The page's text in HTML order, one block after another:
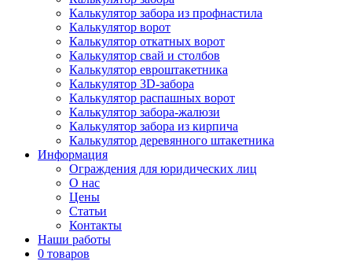
Калькулятор забора из профнастила
Калькулятор ворот
Калькулятор откатных ворот
Калькулятор свай и столбов
Калькулятор евроштакетника
Калькулятор 3D-забора
Калькулятор распашных ворот
Калькулятор забора-жалюзи
Калькулятор забора из кирпича
Калькулятор деревянного штакетника
Информация
Ограждения для юридических лиц
О нас
Цены
Статьи
Контакты
Наши работы
0 товаров